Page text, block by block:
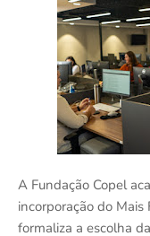
A Fundação Copel
incorporação do Mais
formaliza a escolha